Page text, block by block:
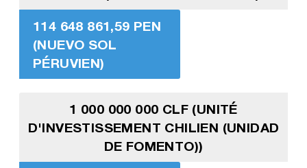
114 648 861,59 PEN
(NUEVO SOL
PÉRUVIEN)
1 000 000 000 CLF (UNITÉ
D'INVESTISSEMENT CHILIEN (UNIDAD
DE FOMENTO))